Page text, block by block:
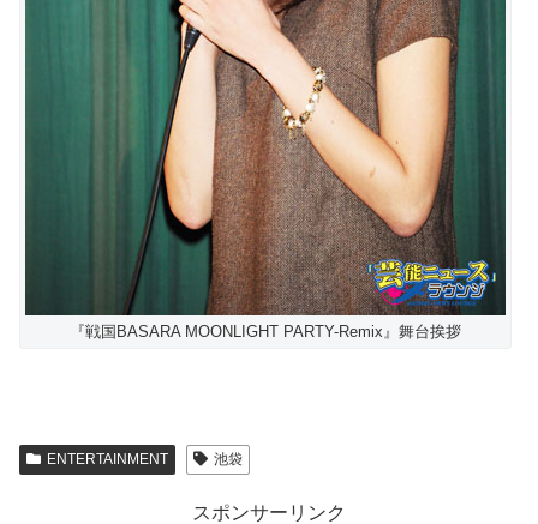
『戦国BASARA MOONLIGHT PARTY-Remix』舞台挨拶
ENTERTAINMENT 池袋
スポンサーリンク